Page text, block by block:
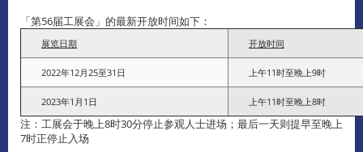
「第56届工展会」的最新开放时间如下：
展览日期 开放时间
2022年12月25至31日 上午11时至晚上9时
2023年1月1日 上午11时至晚上8时
注：工展会于晚上8时30分停止参观人士进场；最后一天则提早至晚上
7时正停止入场